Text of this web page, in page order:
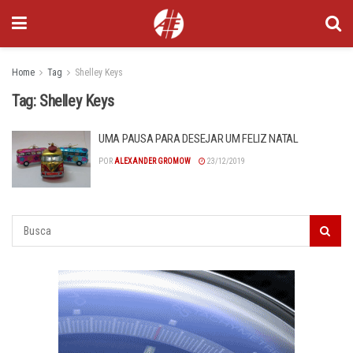
Home Tag Shelley Keys
Tag: Shelley Keys
UMA PAUSA PARA DESEJAR UM FELIZ NATAL
POR ALEXANDER GROMOW 23/12/2019